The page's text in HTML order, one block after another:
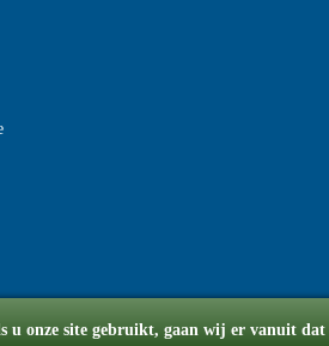
u onze site gebruikt, gaan wij er vanuit
2026 flydriverondreis.be